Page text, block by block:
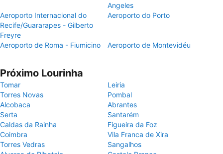
Angeles
Aeroporto Internacional do
Recife/Guararapes - Gilberto
Freyre
Aeroporto do Porto
Aeroporto de Roma - Fiumicino Aeroporto de Montevidéu
Próximo Lourinha
Tomar
Leiria
Torres Novas
Pombal
Alcobaca
Abrantes
Serta
Santarém
Caldas da Rainha
Figueira da Foz
Coimbra
Vila Franca de Xira
Torres Vedras
Sangalhos